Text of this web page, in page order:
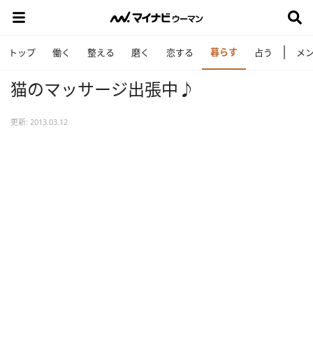
トップ 働く 整える 磨く 恋する 暮らす 占う メ
猫のマッサージ出張中♪
更新: 2013.03.12